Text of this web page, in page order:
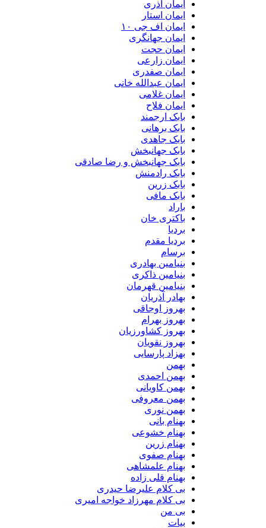
ایمان آذری
ایمان استار
ایمان اف جی ۱۰
ایمان جهانگری
ایمان حجت
ایمان زارعی
ایمان صفدری
ایمان عبدالله خانی
ایمان غلامی
ایمان فلاح
بابک ارجمند
بابک برهانی
بابک جاهدی
بابک جهانبخش
بابک جهانبخش و رضا صادقی
بابک رادمنش
بابک زرین
بابک مافی
باکتری خان
بردیا مقدم
بنیامین بهادری
بنیامین ذاکری
بنیامین قهرمان
بهادر آذریان
بهروز اوجاقی
بهروز بهرام
بهروز کشاورزیان
بهروز نقویان
بهزاد پارسایی
بهمن احمدی
بهمن کاویانی
بهمن معروفی
بهمن نوری
بهنام بانی
بهنام خشوعی
بهنام زرین
بهنام صفوی
بهنام علمشاهی
بهنام قلی زاده
بی کلام علیرضا حیدری
بی کلام مهرزاد خواجه امیری